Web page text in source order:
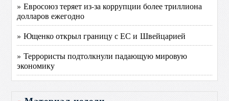
» Евросоюз теряет из-за коррупции более триллиона
долларов ежегодно
» Ющенко открыл границу с ЕС и Швейцарией
» Террористы подтолкнули падающую мировую
экономику